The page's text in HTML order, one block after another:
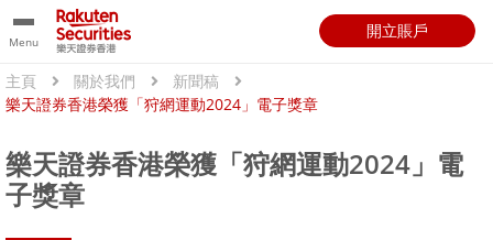
Menu
開立賬戶
主頁 關於我們
新聞稿
樂天證券香港榮獲「狩網運動2024」電子獎章
樂天證券香港榮獲「狩網運動2024」電
子獎章